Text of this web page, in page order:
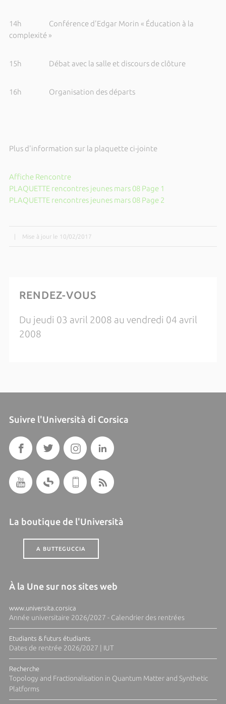
14h Conférence d'Edgar Morin « Éducation à la
complexité »
15h Débat avec la salle et discours de clôture
16h Organisation des départs
Plus d'information sur la plaquette ci-jointe
Affiche Rencontre
PLAQUETTE rencontres jeunes mars 08 Page 1
PLAQUETTE rencontres jeunes mars 08 Page 2
Mise à jour le 10/02/2017
RENDEZ-VOUS
Du jeudi 03 avril 2008 au vendredi 04 avril
2008
Suivre l'Università di Corsica
La boutique de l'Università
A BUTTEGUCCIA
À la Une sur nos sites web
www.universita.corsica
Année universitaire 2026/2027 - Calendrier des rentrées
Etudiants & futurs étudiants
Dates de rentrée 2026/2027 | IUT
Recherche
Topology and Fractionalisation in Quantum Matter and Synthetic
Platforms